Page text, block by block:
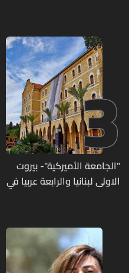
3
"الجامعة الأميركية"- بيروت
الاولى لبنانيا والرابعة عربيا في